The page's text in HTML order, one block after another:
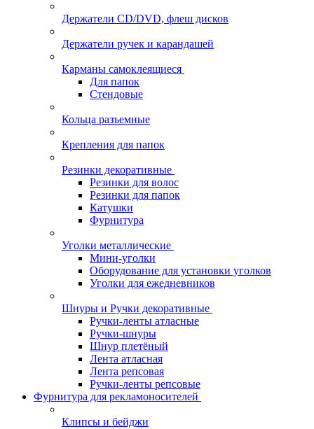
Держатели CD/DVD, флеш дисков
Держатели ручек и карандашей
Карманы самоклеящиеся
Для папок
Стендовые
Кольца разъемные
Крепления для папок
Резинки декоративные
Резинки для волос
Резинки для папок
Катушки
Фурнитура
Уголки металлические
Мини-уголки
Оборудование для установки уголков
Уголки для ежедневников
Шнуры и Ручки декоративные
Ручки-ленты атласные
Ручки-шнуры
Шнур плетёный
Лента атласная
Лента репсовая
Ручки-ленты репсовые
Фурнитура для рекламоносителей
Клипсы и бeйджи